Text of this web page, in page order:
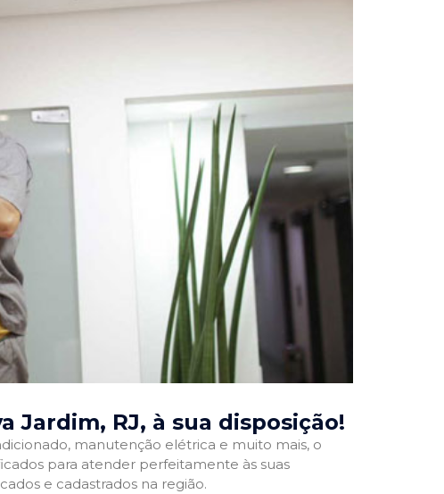
Jardim, RJ, à sua disposição!
manutenção elétrica e muito mais, o
para atender perfeitamente às suas
e cadastrados na região.